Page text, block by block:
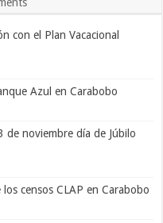
con el Plan Vacacional
Azul en Carabobo
de noviembre día de Júbilo
censos CLAP en Carabobo